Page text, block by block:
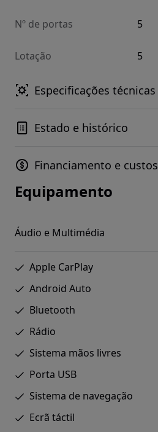
Nº de portas 5
Lotação 5
Especificações técnicas
Estado e histórico
Financiamento e custos
Equipamento
Áudio e Multimédia
Apple CarPlay
Android Auto
Bluetooth
Rádio
Sistema mãos livres
Porta USB
Sistema de navegação
Ecrã táctil